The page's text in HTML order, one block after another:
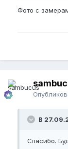
Угол
Степень
Фото с
В
Спасибо.